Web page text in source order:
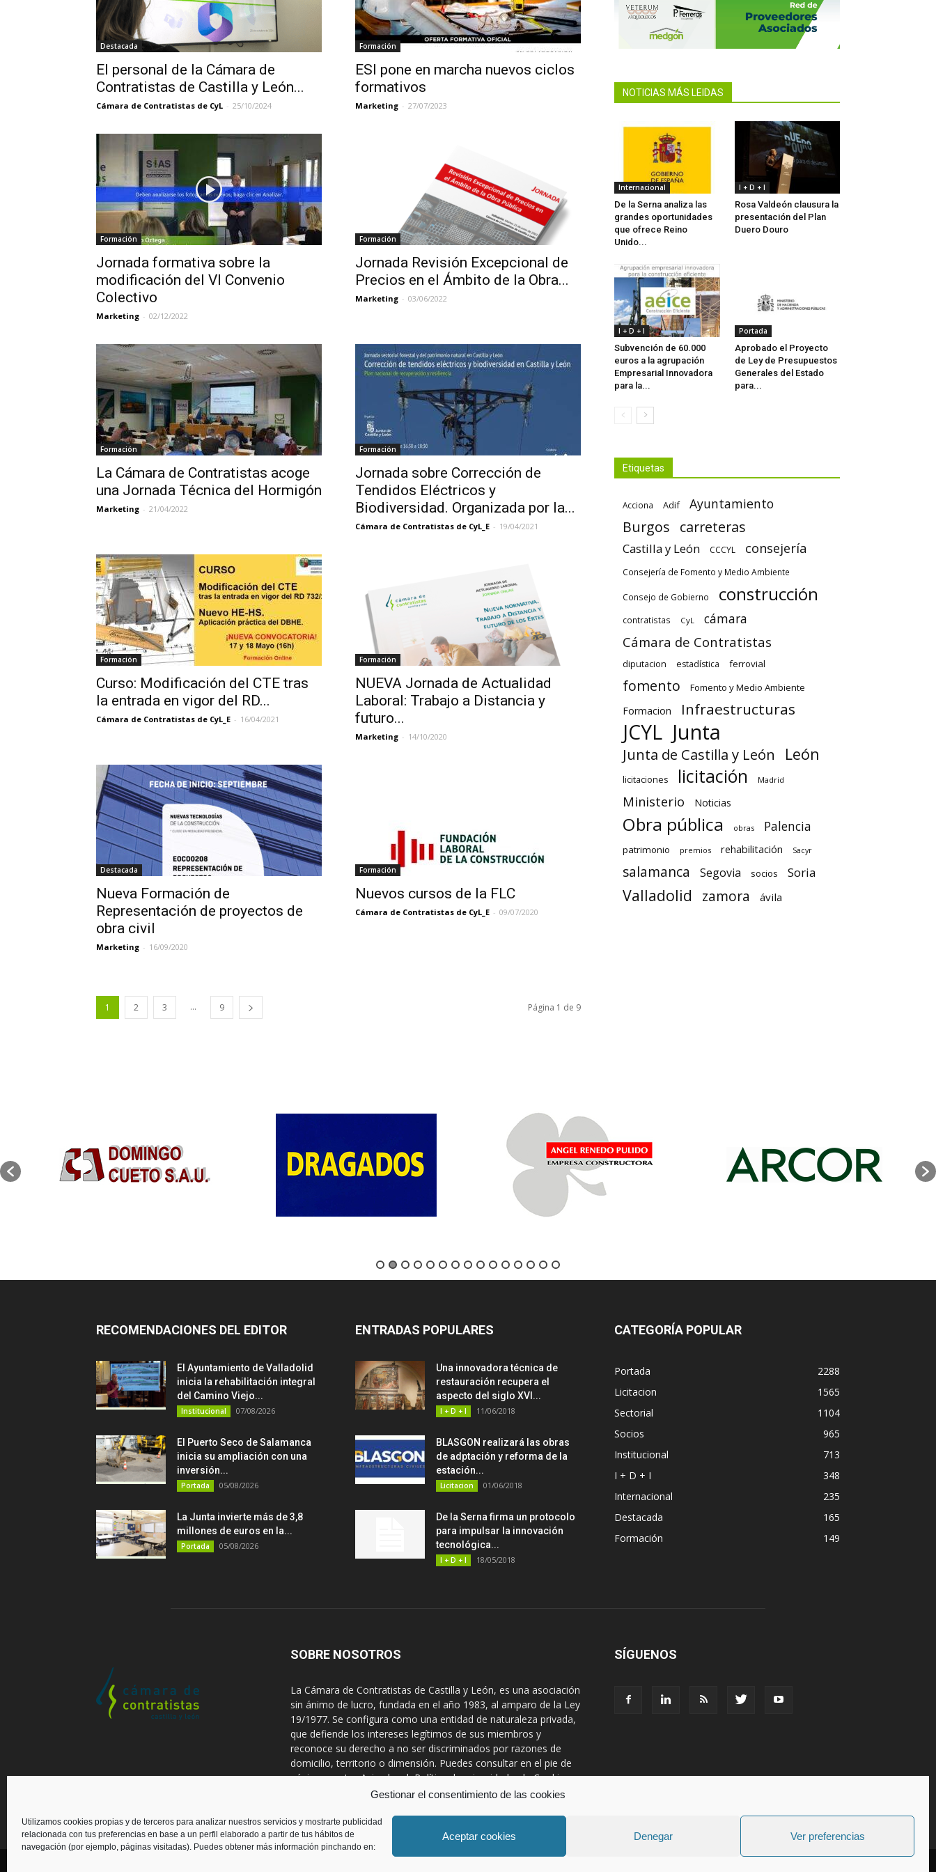
Gestionar el consentimiento de las cookies
Utilizamos cookies propias y de terceros para analizar nuestros servicios y mostrarte publicidad
relacionada con tus preferencias en base a un perfil elaborado a partir de tus hábitos de
navegación (por ejemplo, páginas visitadas). Puedes obtener más información pinchando en:
Aceptar cookies Denegar Ver preferencias
Destacada
El personal de la Cámara de
Contratistas de Castilla y León...
Cámara de Contratistas de CyL - 25/10/2024
Formación
ESI pone en marcha nuevos ciclos
formativos
Marketing - 27/07/2023
Formación
Jornada formativa sobre la
modificación del VI Convenio
Colectivo
Marketing - 02/12/2022
Formación
Jornada Revisión Excepcional de
Precios en el Ámbito de la Obra...
Marketing - 03/06/2022
Formación
La Cámara de Contratistas acoge
una Jornada Técnica del Hormigón
Marketing - 21/04/2022
Formación
Jornada sobre Corrección de
Tendidos Eléctricos y
Biodiversidad. Organizada por la...
Cámara de Contratistas de CyL_E - 19/04/2021
Formación
Curso: Modificación del CTE tras
la entrada en vigor del RD...
Cámara de Contratistas de CyL_E - 16/04/2021
Formación
NUEVA Jornada de Actualidad
Laboral: Trabajo a Distancia y
futuro...
Marketing - 14/10/2020
Destacada
Nueva Formación de
Representación de proyectos de
obra civil
Marketing - 16/09/2020
Formación
Nuevos cursos de la FLC
Cámara de Contratistas de CyL_E - 09/07/2020
1 2 3 ... 9 Página 1 de 9
NOTICIAS MÁS LEIDAS
Internacional
De la Serna analiza las
grandes oportunidades
que ofrece Reino
Unido...
I + D + I
Rosa Valdeón clausura la
presentación del Plan
Duero Douro
I + D + I
Subvención de 60.000
euros a la agrupación
Empresarial Innovadora
para la...
Portada
Aprobado el Proyecto
de Ley de Presupuestos
Generales del Estado
para...
Etiquetas
Acciona Adif Ayuntamiento
Burgos carreteras
Castilla y León CCCYL consejería
Consejería de Fomento y Medio Ambiente
Consejo de Gobierno construcción
contratistas CyL cámara
Cámara de Contratistas
diputacion estadística ferrovial
fomento Fomento y Medio Ambiente
Formacion Infraestructuras
JCYL Junta
Junta de Castilla y León León
licitaciones licitación Madrid
Ministerio Noticias
Obra pública obras Palencia
patrimonio premios rehabilitación Sacyr
salamanca Segovia socios Soria
Valladolid zamora ávila
RECOMENDACIONES DEL EDITOR
El Ayuntamiento de Valladolid
inicia la rehabilitación integral
del Camino Viejo...
Institucional 07/08/2026
El Puerto Seco de Salamanca
inicia su ampliación con una
inversión...
Portada 05/08/2026
La Junta invierte más de 3,8
millones de euros en la...
Portada 05/08/2026
ENTRADAS POPULARES
Una innovadora técnica de
restauración recupera el
aspecto del siglo XVI...
I + D + I 11/06/2018
BLASGON realizará las obras
de adptación y reforma de la
estación...
Licitacion 01/06/2018
De la Serna firma un protocolo
para impulsar la innovación
tecnológica...
I + D + I 18/05/2018
CATEGORÍA POPULAR
Portada
2288
Licitacion
1565
Sectorial
1104
Socios
965
Institucional
713
I + D + I
348
Internacional
235
Destacada
165
Formación
149
SOBRE NOSOTROS
La Cámara de Contratistas de Castilla y León, es una asociación
sin ánimo de lucro, fundada en el año 1983, al amparo de la Ley
19/1977. Se configura como una entidad de naturaleza privada,
que defiende los intereses legítimos de sus miembros y
reconoce su derecho a no ser discriminados por razones de
domicilio, territorio o dimensión. Puedes consultar en el pie de
página nuestro Aviso legal, Política de privacidad y de Cookies
SÍGUENOS